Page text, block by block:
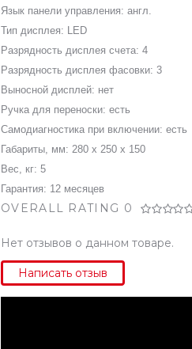
Язык панели управления: англ.
Тип дисплея: LED
Разрядность дисплея счета: 4
Разрядность дисплея фасовки: 3
Выносной дисплей: нет
Ручка для переноски: есть
Самодиагностика при включении: есть
Габариты, мм: 280 х 250 х 150
Вес, кг: 5
Гарантия: 12 месяцев
OVERALL RATING 0
Нет отзывов о данном товаре.
Написать отзыв